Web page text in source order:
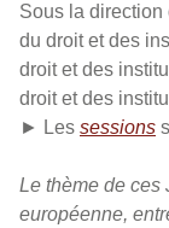
Sous la
du droit et des
droit et des
droit et des
► Les sessions
Le thème de ces
européenne,